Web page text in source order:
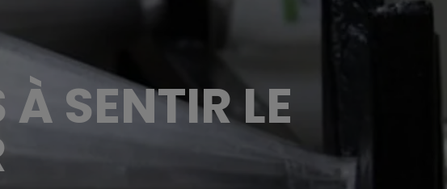
SENTIR LE